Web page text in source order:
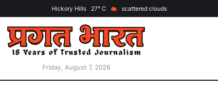
Hickory Hills 27 scattered clouds
Friday, August 7, 2026